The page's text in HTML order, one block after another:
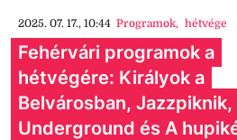
2025. 07. 17., 10:44 Programok, hétvége
Fehérvári programok a
hétvégére: Királyok a
Belvárosban,
Underground és A